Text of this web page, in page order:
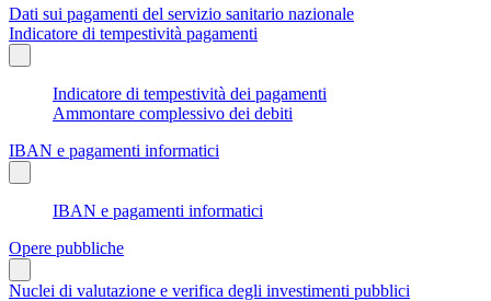
Dati sui pagamenti del servizio sanitario nazionale
Indicatore di tempestività pagamenti
Indicatore di tempestività dei pagamenti
Ammontare complessivo dei debiti
IBAN e pagamenti informatici
IBAN e pagamenti informatici
Opere pubbliche
Nuclei di valutazione e verifica degli investimenti pubblici